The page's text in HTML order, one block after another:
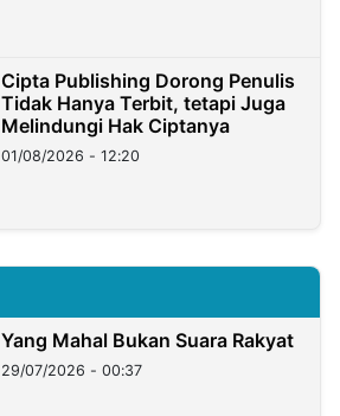
Cipta Publishing Dorong Penulis
Tidak Hanya Terbit, tetapi Juga
Melindungi Hak Ciptanya
01/08/2026 - 12:20
Yang Mahal Bukan Suara Rakyat
29/07/2026 - 00:37